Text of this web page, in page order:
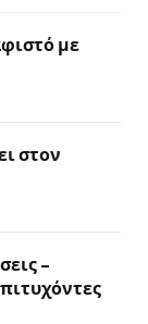
με
στον
–